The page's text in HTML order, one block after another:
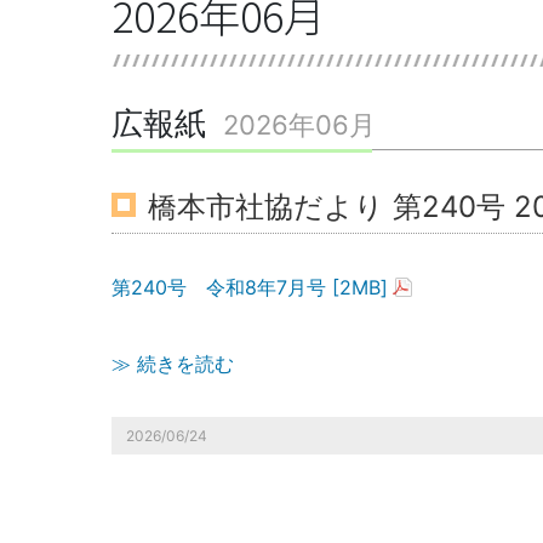
2026年06月
広報紙 2026年06月
橋本市社協だより 第240号
第240号 令和8年7月号 [2MB]
≫ 続きを読む
2026/06/24